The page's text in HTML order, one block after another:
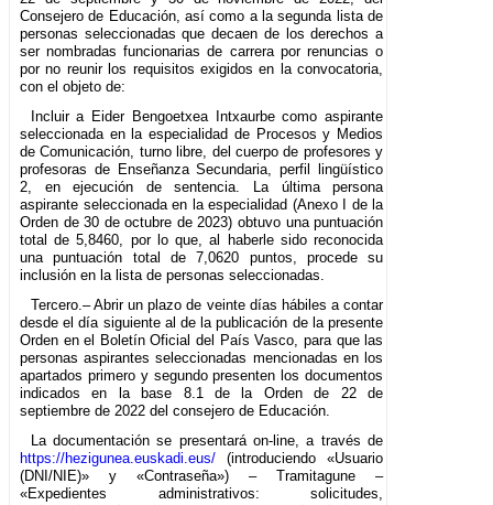
Consejero de Educación, así como a la segunda lista de
personas seleccionadas que decaen de los derechos a
ser nombradas funcionarias de carrera por renuncias o
por no reunir los requisitos exigidos en la convocatoria,
con el objeto de:
Incluir a Eider Bengoetxea Intxaurbe como aspirante
seleccionada en la especialidad de Procesos y Medios
de Comunicación, turno libre, del cuerpo de profesores y
profesoras de Enseñanza Secundaria, perfil lingüístico
2, en ejecución de sentencia. La última persona
aspirante seleccionada en la especialidad (Anexo I de la
Orden de 30 de octubre de 2023) obtuvo una puntuación
total de 5,8460, por lo que, al haberle sido reconocida
una puntuación total de 7,0620 puntos, procede su
inclusión en la lista de personas seleccionadas.
Tercero.– Abrir un plazo de veinte días hábiles a contar
desde el día siguiente al de la publicación de la presente
Orden en el Boletín Oficial del País Vasco, para que las
personas aspirantes seleccionadas mencionadas en los
apartados primero y segundo presenten los documentos
indicados en la base 8.1 de la Orden de 22 de
septiembre de 2022 del consejero de Educación.
La documentación se presentará on-line, a través de
https://hezigunea.euskadi.eus/ (introduciendo «Usuario
(DNI/NIE)» y «Contraseña») – Tramitagune –
«Expedientes administrativos: solicitudes,